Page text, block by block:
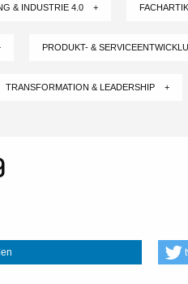
& INDUSTRIE 4.0 +
PRODUKT- &
TRANSFORMATION & LEADERSHIP +